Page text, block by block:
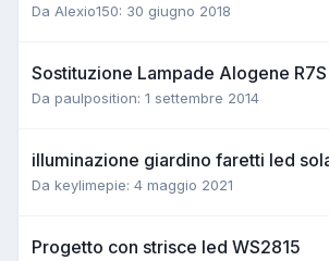
Da Alexio150: 30 giugno 2018
Sostituzione Lampade Alogene
Da paulposition: 1 settembre 2014
illuminazione giardino faretti led
Da keylimepie: 4 maggio 2021
Progetto con strisce led WS2815